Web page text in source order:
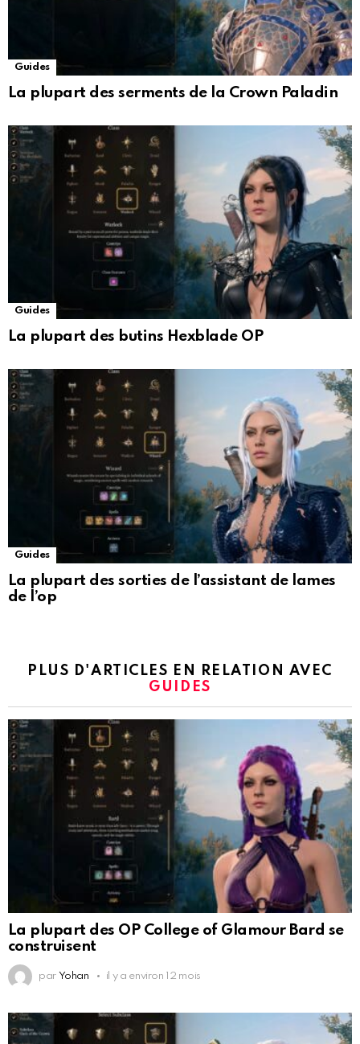
Guides
La plupart des serments de la Crown Paladin
Guides
La plupart des butins Hexblade OP
Guides
La plupart des sorties de l’assistant de lames
de l’op
PLUS D'ARTICLES EN RELATION AVEC
GUIDES
La plupart des OP College of Glamour Bard se
construisent
par Yohan il y a environ 12 mois